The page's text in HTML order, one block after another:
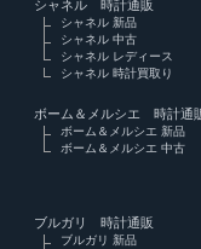
シャネル 時計通販
シャネル 新品
シャネル 中古
シャネル レディース
シャネル 時計買取り
ボーム＆メルシエ 時計通
ボーム＆メルシエ 新品
ボーム＆メルシエ 中古
ブルガリ 時計通販
ブルガリ 新品